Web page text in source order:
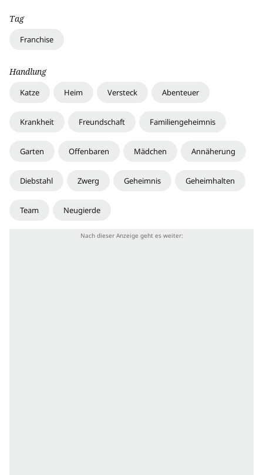
Tag
Franchise
Handlung
Katze Heim Versteck Abenteuer
Krankheit Freundschaft Familiengeheimnis
Garten Offenbaren Mädchen Annäherung
Diebstahl Zwerg Geheimnis Geheimhalten
Team Neugierde